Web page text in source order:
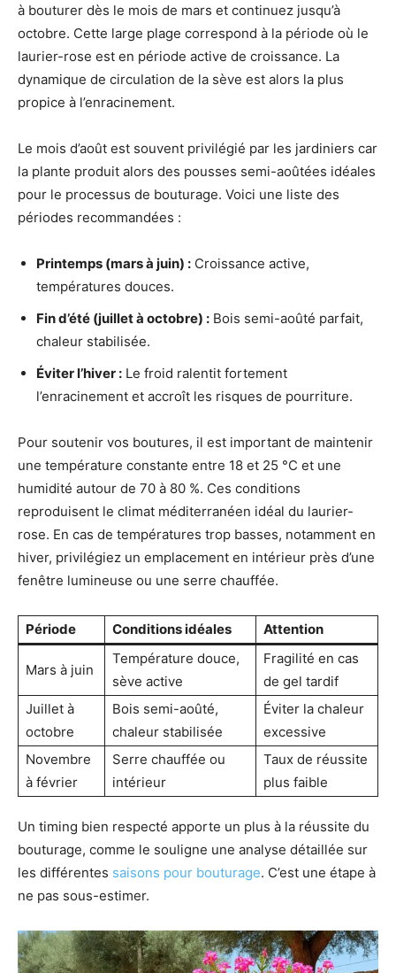
à bouturer dès le mois de mars et continuez jusqu’à
octobre. Cette large plage correspond à la période où le
laurier-rose est en période active de croissance. La
dynamique de circulation de la sève est alors la plus
propice à l’enracinement.
Le mois d’août est souvent privilégié par les jardiniers car
la plante produit alors des pousses semi-aoûtées idéales
pour le processus de bouturage. Voici une liste des
périodes recommandées :
Printemps (mars à juin) : Croissance active,
températures douces.
Fin d’été (juillet à octobre) : Bois semi-aoûté parfait,
chaleur stabilisée.
Éviter l’hiver : Le froid ralentit fortement
l’enracinement et accroît les risques de pourriture.
Pour soutenir vos boutures, il est important de maintenir
une température constante entre 18 et 25 °C et une
humidité autour de 70 à 80 %. Ces conditions
reproduisent le climat méditerranéen idéal du laurier-
rose. En cas de températures trop basses, notamment en
hiver, privilégiez un emplacement en intérieur près d’une
fenêtre lumineuse ou une serre chauffée.
Période Conditions idéales Attention
Mars à juin
Température douce,
sève active
Fragilité en cas
de gel tardif
Juillet à
octobre
Bois semi-aoûté,
chaleur stabilisée
Éviter la chaleur
excessive
Novembre
à février
Serre chauffée ou
intérieur
Taux de réussite
plus faible
Un timing bien respecté apporte un plus à la réussite du
bouturage, comme le souligne une analyse détaillée sur
les différentes saisons pour bouturage. C’est une étape à
ne pas sous-estimer.